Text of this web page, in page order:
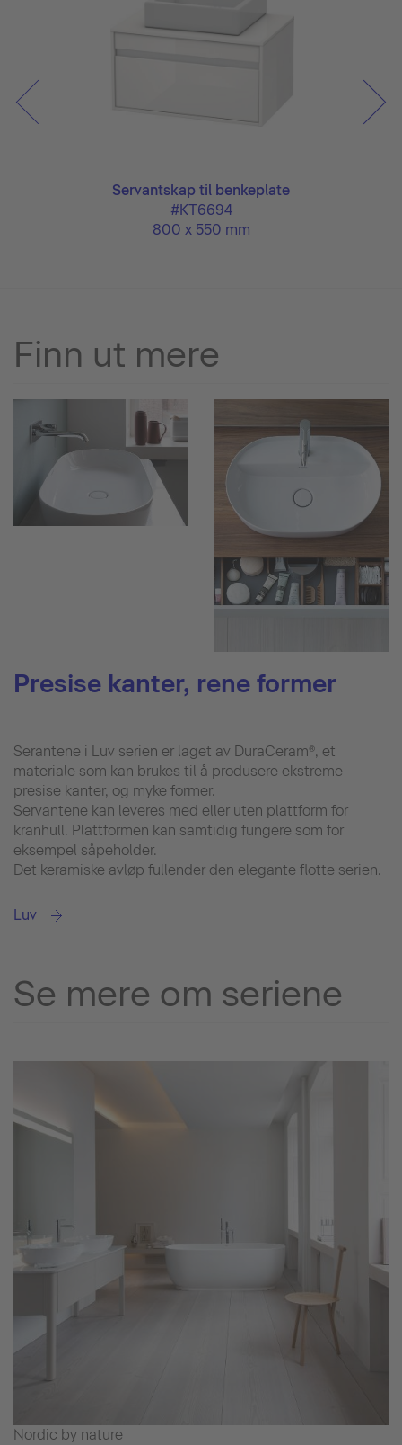
Servantskap til benkeplate
#KT6694
800 x 550 mm
Finn ut mere
Presise kanter, rene former
Serantene i Luv serien er laget av DuraCeram®, et
materiale som kan brukes til å produsere ekstreme
presise kanter, og myke former.
Servantene kan leveres med eller uten plattform for
kranhull. Plattformen kan samtidig fungere som for
eksempel såpeholder.
Det keramiske avløp fullender den elegante flotte serien.
Luv
Se mere om seriene
Nordic by nature